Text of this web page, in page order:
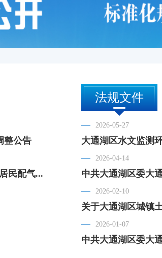
整公告
民配气...
法规文件
大通湖区水文监测
2026-05-27
中共大通湖区委大
2026-04-14
关于大通湖区城镇
2026-02-10
2026-01-07